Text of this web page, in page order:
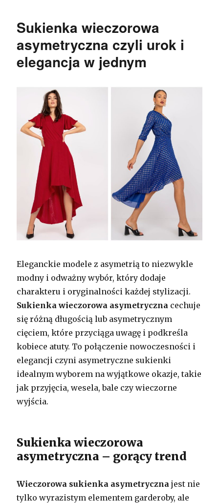
Sukienka wieczorowa
asymetryczna czyli urok i
elegancja w jednym
Eleganckie modele z asymetrią to niezwykle
modny i odważny wybór, który dodaje
charakteru i oryginalności każdej stylizacji.
Sukienka wieczorowa asymetryczna cechuje
się różną długością lub asymetrycznym
cięciem, które przyciąga uwagę i podkreśla
kobiece atuty. To połączenie nowoczesności i
elegancji czyni asymetryczne sukienki
idealnym wyborem na wyjątkowe okazje, takie
jak przyjęcia, wesela, bale czy wieczorne
wyjścia.
Sukienka wieczorowa
asymetryczna – gorący trend
Wieczorowa sukienka asymetryczna jest nie
tylko wyrazistym elementem garderoby, ale